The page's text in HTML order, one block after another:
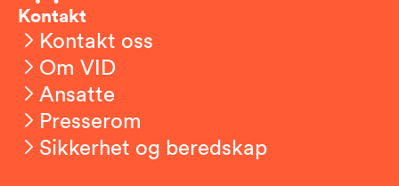
Kontakt
Kontakt oss
Om VID
Ansatte
Presserom
Sikkerhet og beredskap